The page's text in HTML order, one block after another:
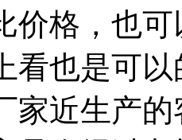
价格，也
看也是可
家近生产